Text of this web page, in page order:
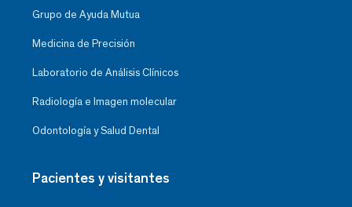
Grupo de Ayuda Mutua
Medicina de Precisión
Laboratorio de Análisis Clínicos
Radiología e Imagen molecular
Odontología y Salud Dental
Pacientes y visitantes